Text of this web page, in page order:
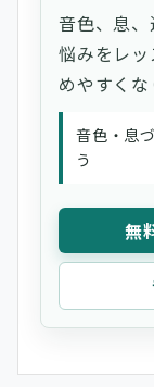
音色、息
悩みをレ
めやすくな
音色・息
う
無